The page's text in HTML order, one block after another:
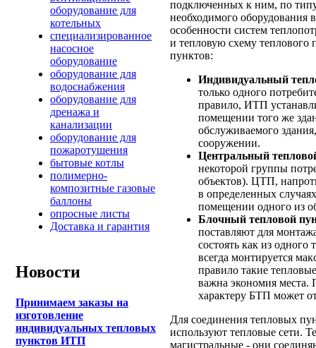
оборудование для
котельных
специализированное
насосное
оборудование
оборудование для
водоснабжения
оборудование для
дренажа и
канализации
оборудование для
пожаротушения
бытовые котлы
полимерно-
композитные газовые
баллоны
опросные листы
Доставка и гарантия
Новости
Принимаем заказы на
изготовление
индивидуальных тепловых
пунктов ИТП
подключенных к ним, по
необходимого
особенности систем
и тепловую схему
пунктов:
Индивидуальный
только одного
правило, ИТП
помещении того же
обслуживаемого
сооружении.
Центральный
некоторой группы
объектов). ЦТП,
в определенных
помещении одного из
Блочный тепловой
поставляют для
состоять как из одного
всегда монтируется
правило такие
важна экономия места.
характеру БТП может
Для соединения тепловых
используют тепловые сети.
магистральные - они